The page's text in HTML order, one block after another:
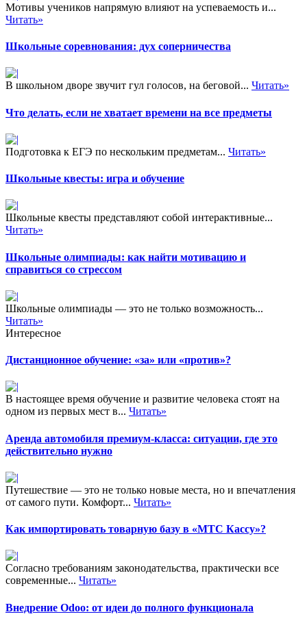
Мотивы учеников напрямую влияют на успеваемость и...
Читать»
Школьные соревнования: дух соперничества
В школьном дворе звучит гул голосов, на беговой... Читать»
Что делать, если не хватает времени на все предметы
Подготовка к ЕГЭ по нескольким предметам... Читать»
Школьные квесты: игра и обучение
Школьные квесты представляют собой интерактивные...
Читать»
Школьные олимпиады: как найти мотивацию и
справиться со стрессом
Школьные олимпиады — это не только возможность...
Читать»
Интересное
Дистанционное обучение: «за» или «против»?
В настоящее время обучение и развитие человека стоят на
одном из первых мест в... Читать»
Аренда автомобиля премиум-класса: ситуации, где это
действительно нужно
Путешествие — это не только новые места, но и впечатления
от самого пути. Комфорт... Читать»
Как импортировать товарную базу в «МТС Кассу»?
Согласно требованиям законодательства, практически все
современные... Читать»
Внедрение Odoo: от идеи до полного функционала